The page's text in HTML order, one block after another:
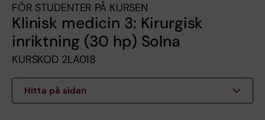
FÖR STUDENTER PÅ KURSEN
Klinisk medicin 3: Kirurgisk
inriktning (30 hp) Solna
KURSKOD 2LA018
Hitta på sidan